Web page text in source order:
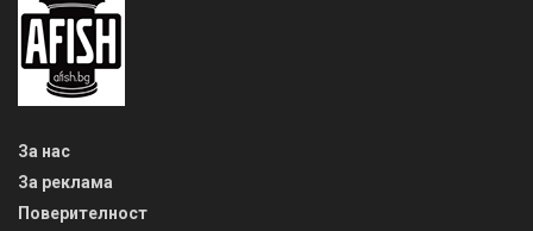
За нас
За реклама
Поверителност